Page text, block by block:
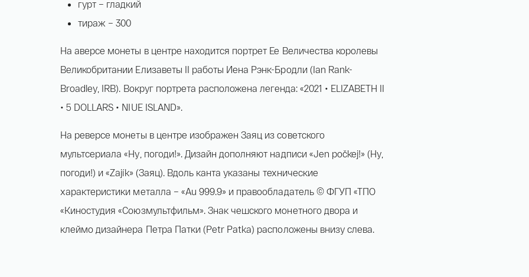
гурт – гладкий
тираж – 300
На аверсе монеты в центре находится портрет Ее Величества королевы
Великобритании Елизаветы II работы Иена Рэнк-Бродли (Ian Rank-
Broadley, IRB). Вокруг портрета расположена легенда: «2021 • ELIZABETH II
• 5 DOLLARS • NIUE ISLAND».
На реверсе монеты в центре изображен Заяц из советского
мультсериала «Ну, погоди!». Дизайн дополняют надписи «Jen počkej!» (Ну,
погоди!) и «Zajík» (Заяц). Вдоль канта указаны технические
характеристики металла – «Au 999.9» и правообладатель © ФГУП «ТПО
«Киностудия «Союзмультфильм». Знак чешского монетного двора и
клеймо дизайнера Петра Патки (Petr Patka) расположены внизу слева.Российская инвестиционная монета Георгий
Имя*